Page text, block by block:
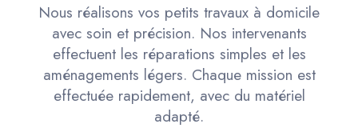
Nous réalisons vos petits travaux à domicile
avec soin et précision. Nos intervenants
effectuent les réparations simples et les
aménagements légers. Chaque mission est
effectuée rapidement, avec du matériel
adapté.